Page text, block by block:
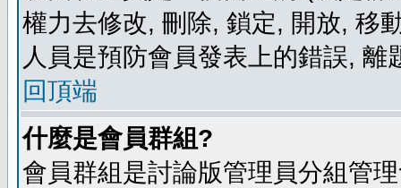
權力去修改, 刪除, 鎖定, 開放, 移
人員是預防會員發表上的錯誤, 離
回頂端
什麼是會員群組?
會員群組是討論版管理員分組管